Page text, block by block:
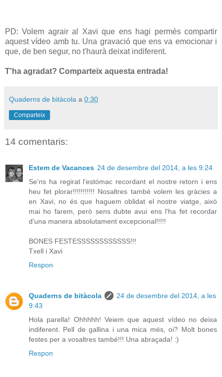
PD: Volem agrair al Xavi que ens hagi permès compartir
aquest vídeo amb tu. Una gravació que ens va emocionar i
que, de ben segur, no t'haurà deixat indiferent.
T'ha agradat? Comparteix aquesta entrada!
Quaderns de bitàcola a 0:30
Comparteix
14 comentaris:
Estem de Vacances 24 de desembre del 2014, a les 9:24
Se'ns ha regirat l'estómac recordant el nostre retorn i ens
heu fet plorar!!!!!!!!!!! Nosaltres també volem les gràcies a
en Xavi, no és que haguem oblidat el nostre viatge, això
mai ho farem, però sens dubte avui ens l'ha fet recordar
d'una manera absolutament excepcional!!!!!
BONES FESTESSSSSSSSSSSS!!!
Txell i Xavi
Respon
Quaderns de bitàcola
24 de desembre del 2014, a les
9:43
Hola parella! Ohhhhh! Veiem que aquest vídeo no deixa
indiferent. Pell de gallina i una mica més, oi? Molt bones
festes per a vosaltres també!!! Una abraçada! :)
Respon